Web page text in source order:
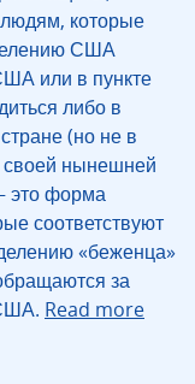
которые
США
или в пункте
либо в
(но не в
своей нынешней
это форма
соответствуют
«беженца»
за
Read more